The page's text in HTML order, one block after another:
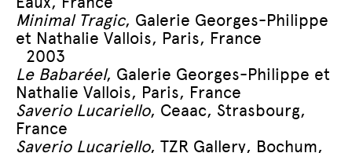
Minimal Tragic, Galerie Georges-Philippe
et Nathalie Vallois, Paris, France
2003
Le Babaréel, Galerie Georges-Philippe et
Nathalie Vallois, Paris, France
Saverio Lucariello, Ceaac, Strasbourg,
France
Saverio Lucariello, TZR Gallery, Bochum,